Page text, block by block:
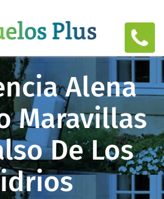
Alena
Maravillas
De Los